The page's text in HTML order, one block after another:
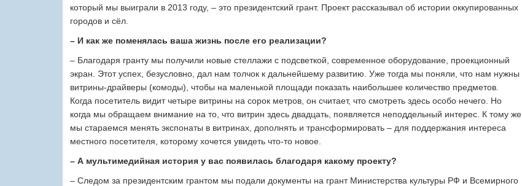
который мы выиграли в 2013 году, – это президентский грант. Проект рассказывал об истории оккупированных
городов и сёл.
– И как же поменялась ваша жизнь после его реализации?
– Благодаря гранту мы получили новые стеллажи с подсветкой, современное оборудование, проекционный
экран. Этот успех, безусловно, дал нам толчок к дальнейшему развитию. Уже тогда мы поняли, что нам нужны
витрины-драйверы (комоды), чтобы на маленькой площади показать наибольшее количество предметов.
Когда посетитель видит четыре витрины на сорок метров, он считает, что смотреть здесь особо нечего. Но
когда мы обращаем внимание на то, что витрин здесь двадцать, появляется неподдельный интерес. К тому же
мы стараемся менять экспонаты в витринах, дополнять и трансформировать – для поддержания интереса
местного посетителя, которому хочется увидеть что-то новое.
– А мультимедийная история у вас появилась благодаря какому проекту?
– Следом за президентским грантом мы подали документы на грант Министерства культуры РФ и Всемирного